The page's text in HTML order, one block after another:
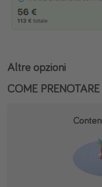
Altre opzioni
COME